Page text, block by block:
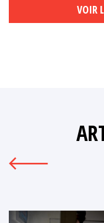
VOIR